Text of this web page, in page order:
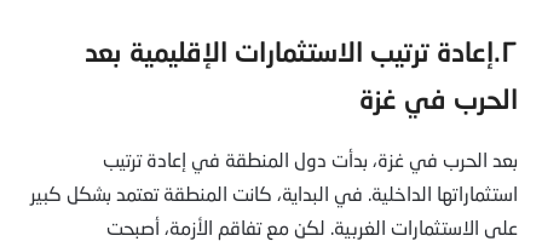
٢.إعادة ترتيب الاستثمارات الإقليمية بعد
الحرب في غزة
بعد الحرب في غزة، بدأت دول المنطقة في إعادة ترتيب
استثماراتها الداخلية. في البداية، كانت المنطقة تعتمد بشكل كبير
على الاستثمارات الغربية. لكن مع تفاقم الأزمة، أصبحت